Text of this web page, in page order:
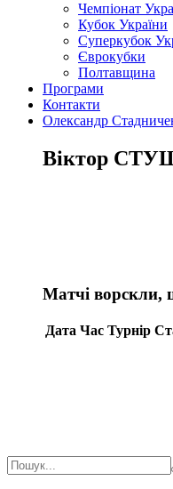
Чемпіонат
Кубок України
Суперкубок
Єврокубки
Полтавщина
Програми
Контакти
Олександр
Віктор
Матчі ворскли,
Дата Час Турнір